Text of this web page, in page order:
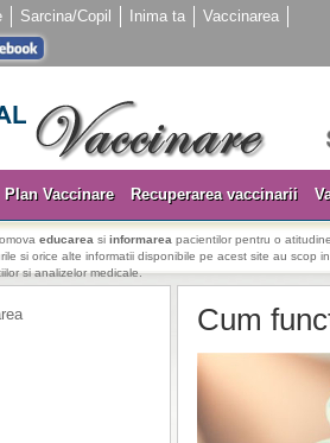
Sarcina/Copil Inima ta
Vaccinarea
Plan Vaccinare Recuperarea vaccinarii
educarea si informarea pacientilor pentru o
si orice alte informatii disponibile pe acest site au scop
si analizelor medicale.
Cum